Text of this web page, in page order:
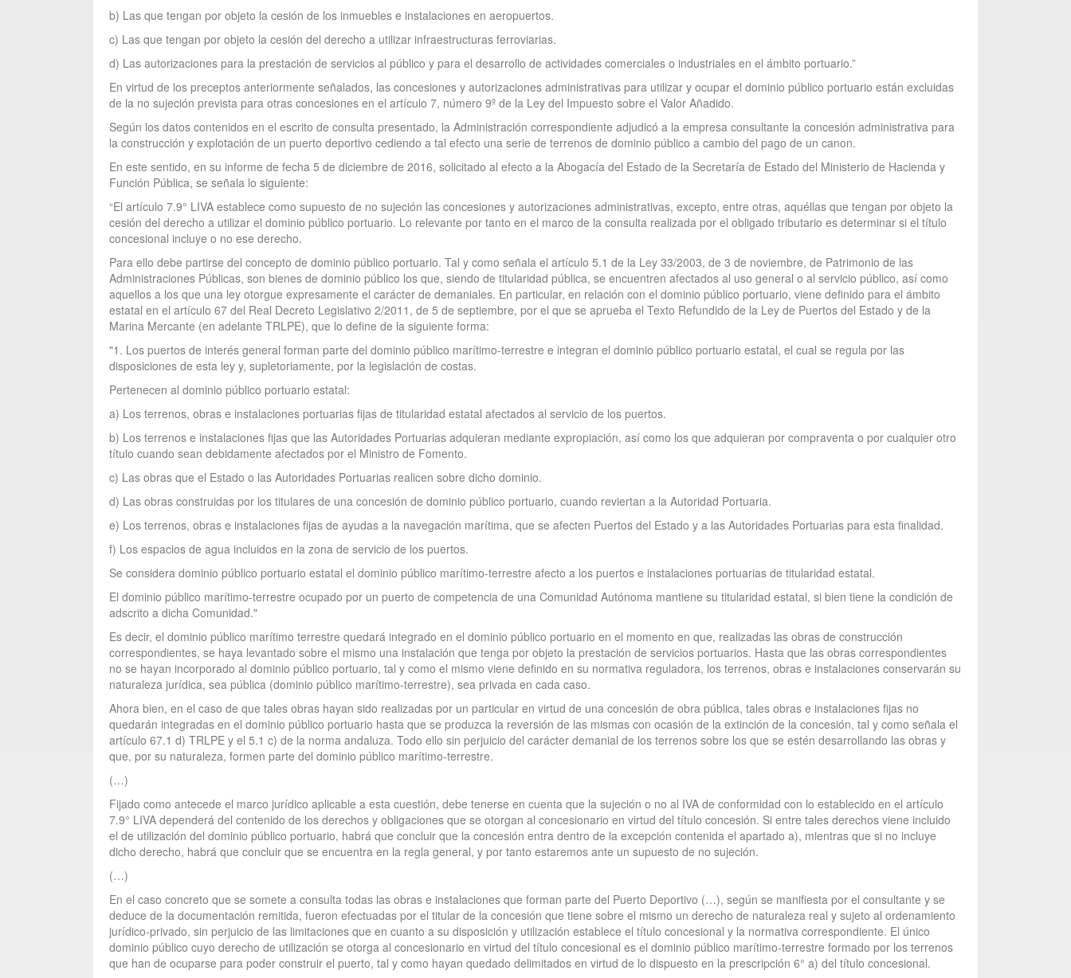
b) Las que tengan por objeto la cesión de los inmuebles e instalaciones en aeropuertos.
c) Las que tengan por objeto la cesión del derecho a utilizar infraestructuras ferroviarias.
d) Las autorizaciones para la prestación de servicios al público y para el desarrollo de actividades comerciales o industriales en el ámbito portuario.”
En virtud de los preceptos anteriormente señalados, las concesiones y autorizaciones administrativas para utilizar y ocupar el dominio público portuario están excluidas
de la no sujeción prevista para otras concesiones en el artículo 7, número 9º de la Ley del Impuesto sobre el Valor Añadido.
Según los datos contenidos en el escrito de consulta presentado, la Administración correspondiente adjudicó a la empresa consultante la concesión administrativa para
la construcción y explotación de un puerto deportivo cediendo a tal efecto una serie de terrenos de dominio público a cambio del pago de un canon.
En este sentido, en su informe de fecha 5 de diciembre de 2016, solicitado al efecto a la Abogacía del Estado de la Secretaría de Estado del Ministerio de Hacienda y
Función Pública, se señala lo siguiente:
“El artículo 7.9° LIVA establece como supuesto de no sujeción las concesiones y autorizaciones administrativas, excepto, entre otras, aquéllas que tengan por objeto la
cesión del derecho a utilizar el dominio público portuario. Lo relevante por tanto en el marco de la consulta realizada por el obligado tributario es determinar si el título
concesional incluye o no ese derecho.
Para ello debe partirse del concepto de dominio público portuario. Tal y como señala el artículo 5.1 de la Ley 33/2003, de 3 de noviembre, de Patrimonio de las
Administraciones Públicas, son bienes de dominio público los que, siendo de titularidad pública, se encuentren afectados al uso general o al servicio público, así como
aquellos a los que una ley otorgue expresamente el carácter de demaniales. En particular, en relación con el dominio público portuario, viene definido para el ámbito
estatal en el artículo 67 del Real Decreto Legislativo 2/2011, de 5 de septiembre, por el que se aprueba el Texto Refundido de la Ley de Puertos del Estado y de la
Marina Mercante (en adelante TRLPE), que lo define de la siguiente forma:
"1. Los puertos de interés general forman parte del dominio público marítimo-terrestre e integran el dominio público portuario estatal, el cual se regula por las
disposiciones de esta ley y, supletoriamente, por la legislación de costas.
Pertenecen al dominio público portuario estatal:
a) Los terrenos, obras e instalaciones portuarias fijas de titularidad estatal afectados al servicio de los puertos.
b) Los terrenos e instalaciones fijas que las Autoridades Portuarias adquieran mediante expropiación, así como los que adquieran por compraventa o por cualquier otro
título cuando sean debidamente afectados por el Ministro de Fomento.
c) Las obras que el Estado o las Autoridades Portuarias realicen sobre dicho dominio.
d) Las obras construidas por los titulares de una concesión de dominio público portuario, cuando reviertan a la Autoridad Portuaria.
e) Los terrenos, obras e instalaciones fijas de ayudas a la navegación marítima, que se afecten Puertos del Estado y a las Autoridades Portuarias para esta finalidad.
f) Los espacios de agua incluidos en la zona de servicio de los puertos.
Se considera dominio público portuario estatal el dominio público marítimo-terrestre afecto a los puertos e instalaciones portuarias de titularidad estatal.
El dominio público marítimo-terrestre ocupado por un puerto de competencia de una Comunidad Autónoma mantiene su titularidad estatal, si bien tiene la condición de
adscrito a dicha Comunidad."
Es decir, el dominio público marítimo terrestre quedará integrado en el dominio público portuario en el momento en que, realizadas las obras de construcción
correspondientes, se haya levantado sobre el mismo una instalación que tenga por objeto la prestación de servicios portuarios. Hasta que las obras correspondientes
no se hayan incorporado al dominio público portuario, tal y como el mismo viene definido en su normativa reguladora, los terrenos, obras e instalaciones conservarán su
naturaleza jurídica, sea pública (dominio público marítimo-terrestre), sea privada en cada caso.
Ahora bien, en el caso de que tales obras hayan sido realizadas por un particular en virtud de una concesión de obra pública, tales obras e instalaciones fijas no
quedarán integradas en el dominio público portuario hasta que se produzca la reversión de las mismas con ocasión de la extinción de la concesión, tal y como señala el
artículo 67.1 d) TRLPE y el 5.1 c) de la norma andaluza. Todo ello sin perjuicio del carácter demanial de los terrenos sobre los que se estén desarrollando las obras y
que, por su naturaleza, formen parte del dominio público marítimo-terrestre.
(…)
Fijado como antecede el marco jurídico aplicable a esta cuestión, debe tenerse en cuenta que la sujeción o no al IVA de conformidad con lo establecido en el artículo
7.9° LIVA dependerá del contenido de los derechos y obligaciones que se otorgan al concesionario en virtud del título concesión. Si entre tales derechos viene incluido
el de utilización del dominio público portuario, habrá que concluir que la concesión entra dentro de la excepción contenida el apartado a), mientras que si no incluye
dicho derecho, habrá que concluir que se encuentra en la regla general, y por tanto estaremos ante un supuesto de no sujeción.
(…)
En el caso concreto que se somete a consulta todas las obras e instalaciones que forman parte del Puerto Deportivo (…), según se manifiesta por el consultante y se
deduce de la documentación remitida, fueron efectuadas por el titular de la concesión que tiene sobre el mismo un derecho de naturaleza real y sujeto al ordenamiento
jurídico-privado, sin perjuicio de las limitaciones que en cuanto a su disposición y utilización establece el título concesional y la normativa correspondiente. El único
dominio público cuyo derecho de utilización se otorga al concesionario en virtud del título concesional es el dominio público marítimo-terrestre formado por los terrenos
que han de ocuparse para poder construir el puerto, tal y como hayan quedado delimitados en virtud de lo dispuesto en la prescripción 6° a) del título concesional.